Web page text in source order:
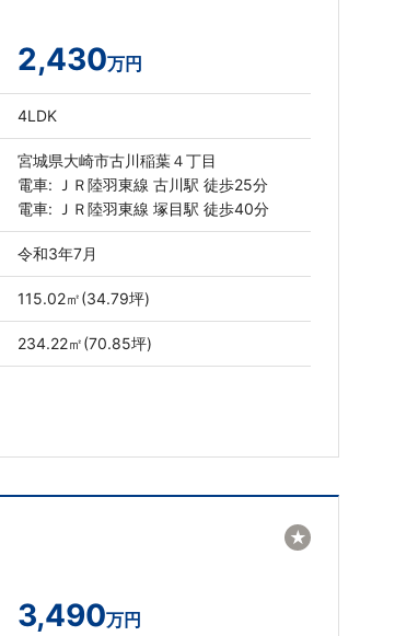
2,430万円
4LDK
宮城県大崎市古川稲葉４丁目
電車: ＪＲ陸羽東線 古川駅 徒歩25分
電車: ＪＲ陸羽東線 塚目駅 徒歩40分
令和3年7月
115.02㎡(34.79坪)
234.22㎡(70.85坪)
3,490万円
★